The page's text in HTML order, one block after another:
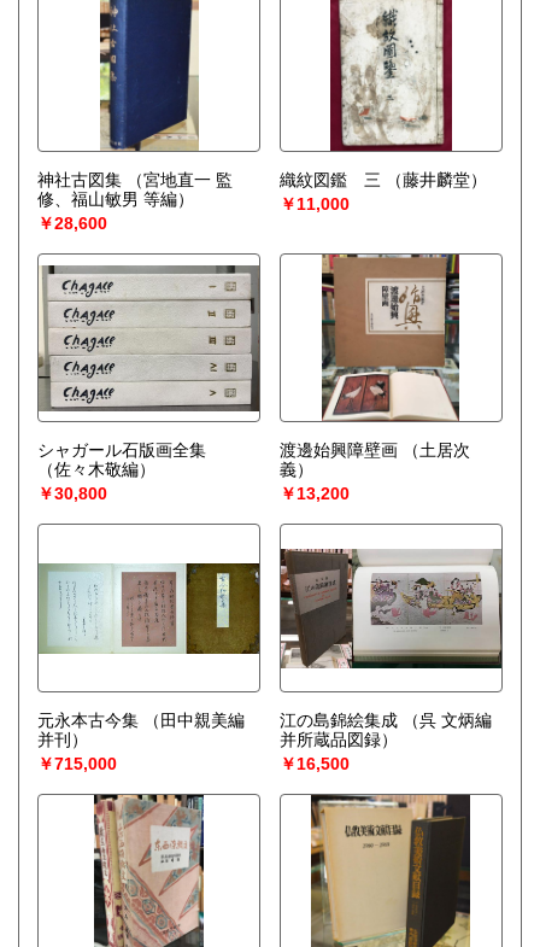
神社古図集
（宮地直一 監
修、福山敏男 等編）
￥28,600
織紋図鑑 三
（藤井麟堂）
￥11,000
シャガール石版画全集
（佐々木敬編）
￥30,800
渡邊始興障壁画
（土居次
義）
￥13,200
元永本古今集
（田中親美編
并刊）
￥715,000
江の島錦絵集成
（呉 文炳編
并所蔵品図録）
￥16,500